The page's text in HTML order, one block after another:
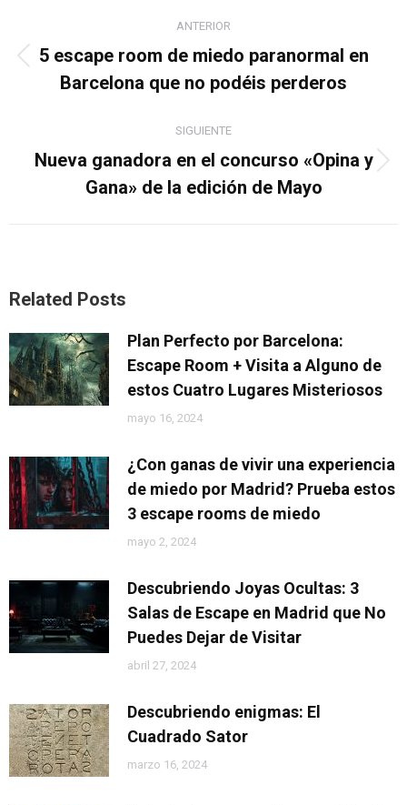
ANTERIOR
Publicación
anterior:
5 escape room de miedo paranormal en
Barcelona que no podéis perderos
SIGUIENTE
Publicación
siguiente:
Nueva ganadora en el concurso «Opina y
Gana» de la edición de Mayo
Related Posts
Plan Perfecto por Barcelona:
Escape Room + Visita a Alguno de
estos Cuatro Lugares Misteriosos
mayo 16, 2024
¿Con ganas de vivir una experiencia
de miedo por Madrid? Prueba estos
3 escape rooms de miedo
mayo 2, 2024
Descubriendo Joyas Ocultas: 3
Salas de Escape en Madrid que No
Puedes Dejar de Visitar
abril 27, 2024
Descubriendo enigmas: El
Cuadrado Sator
marzo 16, 2024